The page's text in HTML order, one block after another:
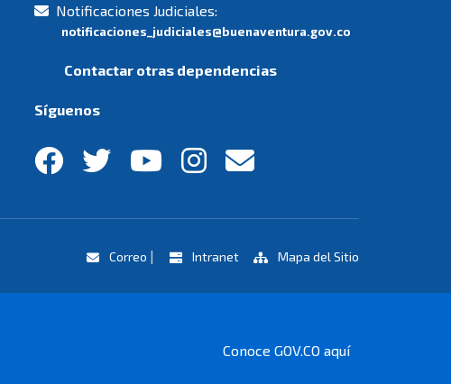
Notificaciones Judiciales:
notificaciones_judiciales@buenaventura.gov.co
Contactar otras dependencias
Síguenos
Correo | Intranet Mapa del Sitio
Conoce GOV.CO aquí